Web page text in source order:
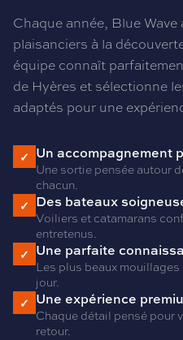
Chaque année, Blue
plaisanciers à la
équipe connaît
de Hyères et sélectionne
adaptés pour une
✓ Un accompagnement
Une sortie pensée autour
chacun.
✓ Des bateaux
Voiliers et catamarans
entretenus.
✓ Une parfaite
Les plus beaux
jour.
✓ Une expérience
Chaque détail pensé pour
retour.